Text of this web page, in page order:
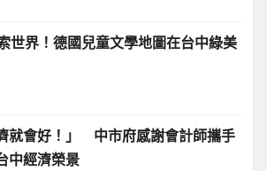
世界！德國兒童文學地圖在台中綠美
就會好！」 中市府感謝會計師攜手
中經濟榮景